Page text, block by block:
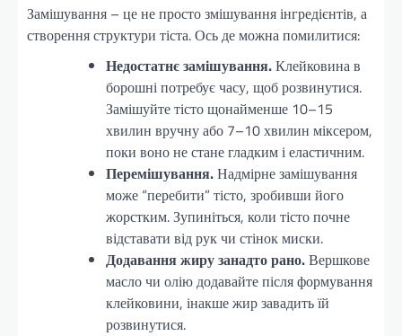
Замішування – це не просто змішування інгредієнтів, а
створення структури тіста. Ось де можна помилитися:
Недостатнє замішування.Клейковина в
борошні потребує часу, щоб розвинутися.
Замішуйте тісто щонайменше 10–15
хвилин вручну або 7–10 хвилин міксером,
поки воно не стане гладким і еластичним.
Перемішування.Надмірне замішування
може “перебити” тісто, зробивши його
жорстким. Зупиніться, коли тісто почне
відставати від рук чи стінок миски.
Додавання жиру занадто рано.Вершкове
масло чи олію додавайте після формування
клейковини, інакше жир завадить їй
розвинутися.